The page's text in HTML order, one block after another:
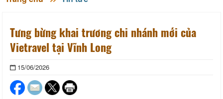
Tưng bừng khai trương chi nhánh mới của
Vietravel tại Vĩnh Long
15/06/2026